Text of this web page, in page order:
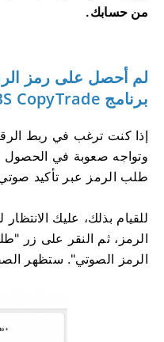
من حسابك.
لم أحصل على رمز
برنامج FBS CopyTrade
طلب الرمز عبر تأكيد
الرمز، ثم النقر على زر
الرمز الصوتي". ستظهر